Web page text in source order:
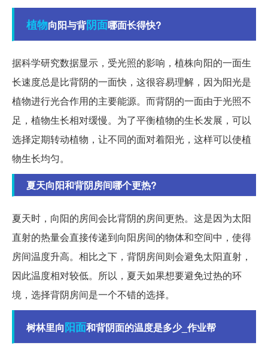
植物向阳与背阴面哪面长得快?
据科学研究数据显示，受光照的影响，植株向阳的一面生
长速度总是比背阴的一面快，这很容易理解，因为阳光是
植物进行光合作用的主要能源。而背阴的一面由于光照不
足，植物生长相对缓慢。为了平衡植物的生长发展，可以
选择定期转动植物，让不同的面对着阳光，这样可以使植
物生长均匀。
夏天向阳和背阴房间哪个更热?
夏天时，向阳的房间会比背阴的房间更热。这是因为太阳
直射的热量会直接传递到向阳房间的物体和空间中，使得
房间温度升高。相比之下，背阴房间则会避免太阳直射，
因此温度相对较低。所以，夏天如果想要避免过热的环
境，选择背阴房间是一个不错的选择。
树林里向阳面和背阴面的温度是多少_作业帮